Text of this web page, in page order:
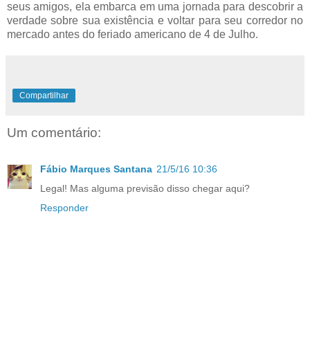
seus amigos, ela embarca em uma jornada para descobrir a
verdade sobre sua existência e voltar para seu corredor no
mercado antes do feriado americano de 4 de Julho.
Compartilhar
Um comentário:
Fábio Marques Santana 21/5/16 10:36
Legal! Mas alguma previsão disso chegar aqui?
Responder